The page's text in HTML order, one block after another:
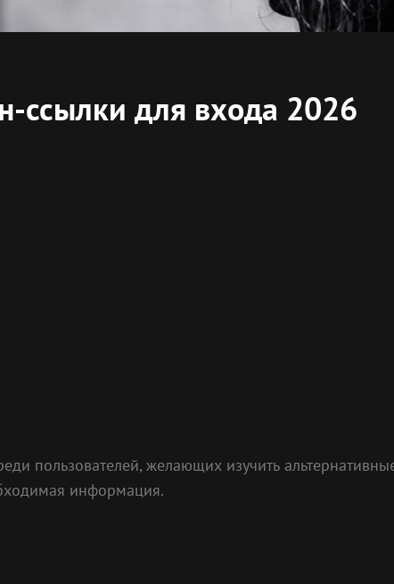
ссылки для входа 2026
пользователей, желающих изучить
информация.